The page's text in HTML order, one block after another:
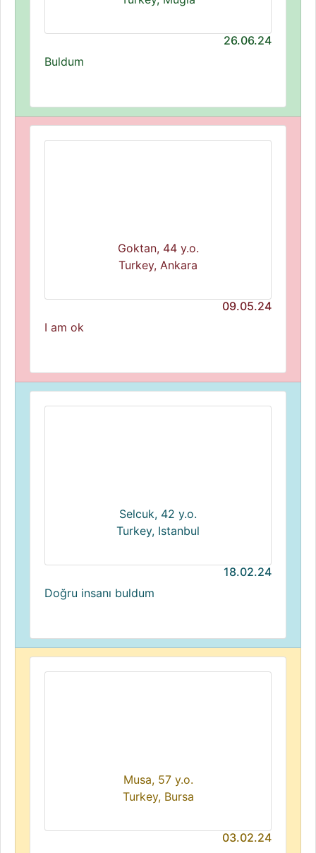
26.06.24
Buldum
Goktan, 44 y.o.
Turkey, Ankara
09.05.24
I am ok
Selcuk, 42 y.o.
Turkey, Istanbul
18.02.24
Doğru insanı buldum
Musa, 57 y.o.
Turkey, Bursa
03.02.24